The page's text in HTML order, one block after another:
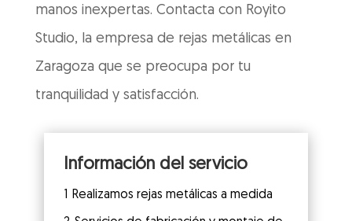
manos inexpertas. Contacta con Royito
Studio, la empresa de rejas metálicas en
Zaragoza que se preocupa por tu
tranquilidad y satisfacción.
Información del servicio
Realizamos rejas metálicas a medida